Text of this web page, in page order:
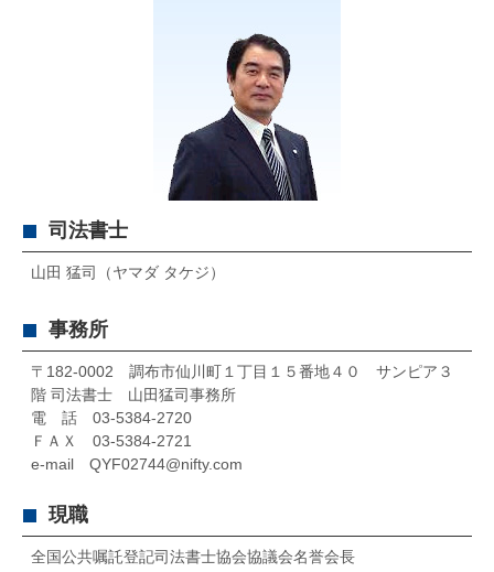
司法書士
山田 猛司（ヤマダ タケジ）
事務所
〒182-0002 調布市仙川町１丁目１５番地４０ サンピア３
階 司法書士 山田猛司事務所
電 話 03-5384-2720
ＦＡＸ 03-5384-2721
e-mail QYF02744@nifty.com
現職
全国公共嘱託登記司法書士協会協議会名誉会長